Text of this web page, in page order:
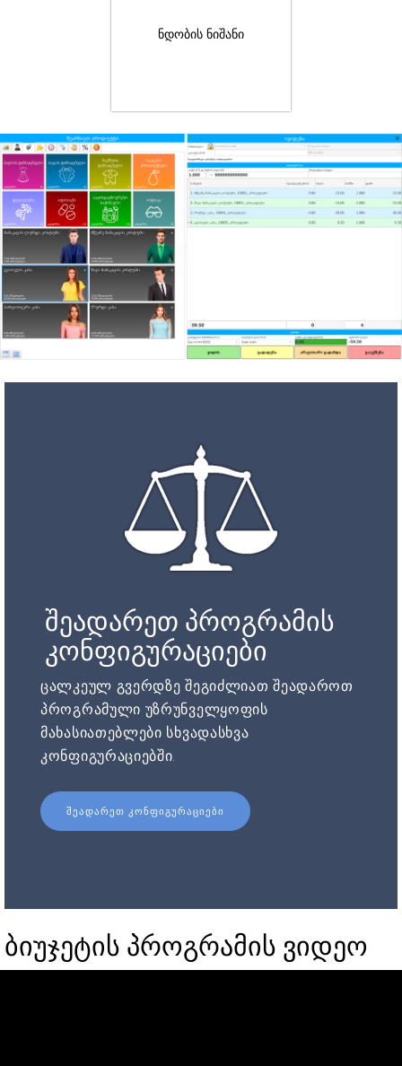
ნდობის ნიშანი
შეადარეთ პროგრამის
კონფიგურაციები
ცალკეულ გვერდზე შეგიძლიათ შეადაროთ
პროგრამული უზრუნველყოფის
მახასიათებლები სხვადასხვა
კონფიგურაციებში.
ᲨᲔᲐᲓᲐᲠᲔᲗ ᲙᲝᲜᲤᲘᲒᲣᲠᲐᲪᲘᲔᲑᲘ
ბიუჯეტის პროგრამის ვიდეო